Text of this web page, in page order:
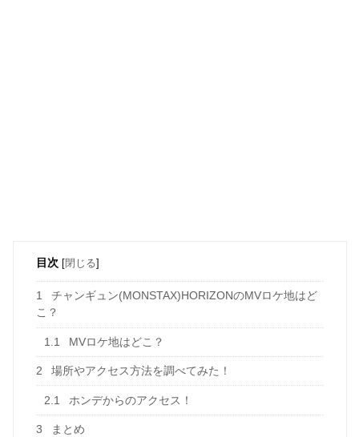
目次 [閉じる]
1
チャンギュン(MONSTAX)HORIZONのMVロケ地はど
こ？
1.1 MVロケ地はどこ？
2 場所やアクセス方法を調べてみた！
2.1 ホンデからのアクセス！
3 まとめ